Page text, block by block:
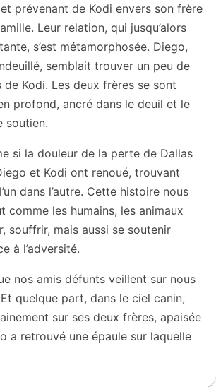
prévenant de Kodi envers son frère
Leur relation, qui jusqu’alors
s’est métamorphosée. Diego,
semblait trouver un peu de
Kodi. Les deux frères se sont
profond, ancré dans le deuil et le
soutien.
si la douleur de la perte de Dallas
et Kodi ont renoué, trouvant
dans l’autre. Cette histoire nous
comme les humains, les animaux
souffrir, mais aussi se soutenir
à l’adversité.
nos amis défunts veillent sur nous
quelque part, dans le ciel canin,
sur ses deux frères, apaisée
a retrouvé une épaule sur laquelle